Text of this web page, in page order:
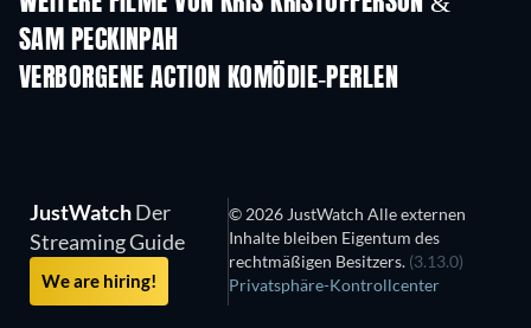
SAM PECKINPAH
VERBORGENE ACTION KOMÖDIE-PERLEN
JustWatchDer
Streaming Guide
We are hiring!
© 2026 JustWatch Alle externen
Inhalte bleiben Eigentum des
rechtmäßigen Besitzers. (3.13.0)
Privatsphäre-Kontrollcenter